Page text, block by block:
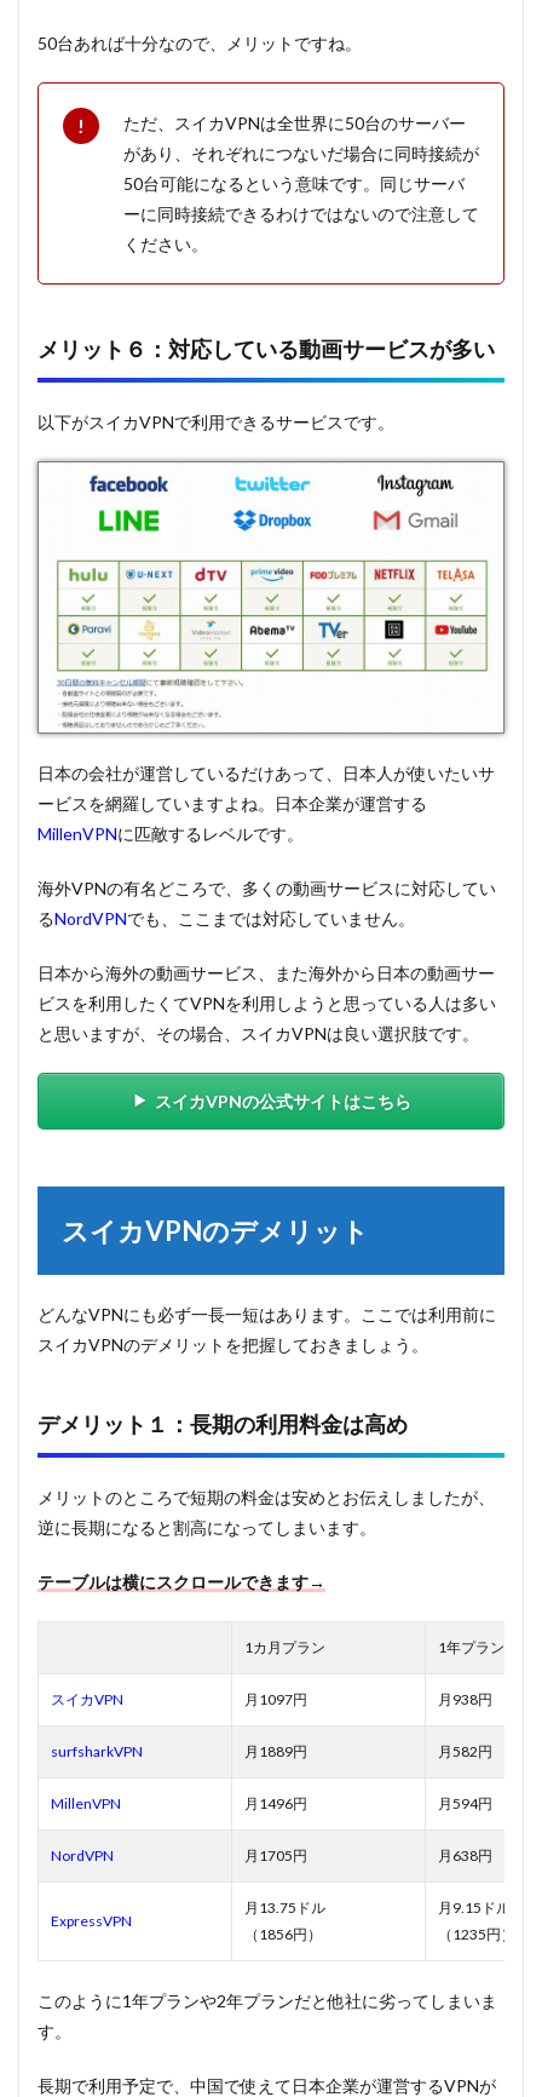
50台あれば十分なので、メリットですね。
ただ、スイカVPNは全世界に50台のサーバー
があり、それぞれにつないだ場合に同時接続が
50台可能になるという意味です。同じサーバ
ーに同時接続できるわけではないので注意して
ください。
メリット６：対応している動画サービスが多い
以下がスイカVPNで利用できるサービスです。
日本の会社が運営しているだけあって、日本人が使いたいサ
ービスを網羅していますよね。日本企業が運営する
MillenVPNに匹敵するレベルです。
海外VPNの有名どころで、多くの動画サービスに対応してい
るNordVPNでも、ここまでは対応していません。
日本から海外の動画サービス、また海外から日本の動画サー
ビスを利用したくてVPNを利用しようと思っている人は多い
と思いますが、その場合、スイカVPNは良い選択肢です。
スイカVPNの公式サイトはこちら
スイカVPNのデメリット
どんなVPNにも必ず一長一短はあります。ここでは利用前に
スイカVPNのデメリットを把握しておきましょう。
デメリット１：長期の利用料金は高め
メリットのところで短期の料金は安めとお伝えしましたが、
逆に長期になると割高になってしまいます。
テーブルは横にスクロールできます→
1カ月プラン 1年プラン
スイカVPN 月1097円 月938円
surfsharkVPN 月1889円 月582円
MillenVPN 月1496円 月594円
NordVPN 月1705円 月638円
ExpressVPN
月13.75ドル
（1856円）
月9.15ドル
（1235円）
このように1年プランや2年プランだと他社に劣ってしまいま
す。
長期で利用予定で、中国で使えて日本企業が運営するVPNが